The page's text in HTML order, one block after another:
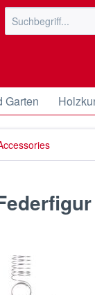
Garten